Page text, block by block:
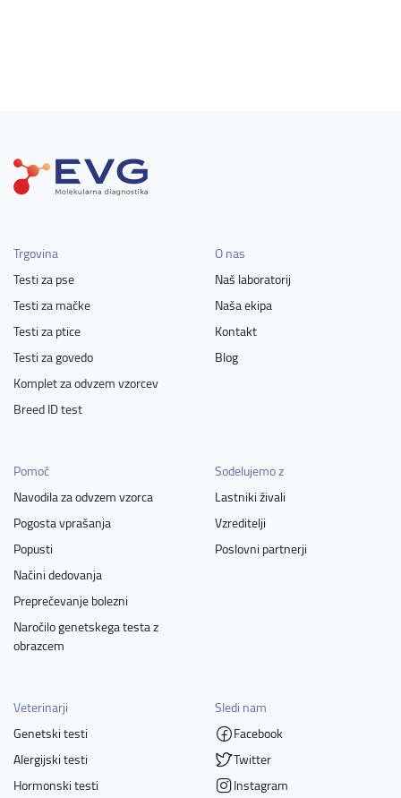
Trgovina
Testi za pse
Testi za mačke
Testi za ptice
Testi za govedo
Komplet za odvzem vzorcev
Breed ID test
O nas
Naš laboratorij
Naša ekipa
Kontakt
Blog
Pomoč
Navodila za odvzem vzorca
Pogosta vprašanja
Popusti
Načini dedovanja
Preprečevanje bolezni
Naročilo genetskega testa z
obrazcem
Sodelujemo z
Lastniki živali
Vzreditelji
Poslovni partnerji
Veterinarji
Genetski testi
Alergijski testi
Hormonski testi
Sledi nam
Facebook
Twitter
Instagram